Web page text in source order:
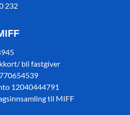
232
bli fastgiver
12040444791
til MIFF